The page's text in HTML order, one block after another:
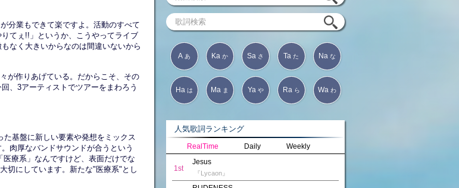
分業もできて楽ですよ。活動のすべて
てぇ!!」というか、こうやってライブ
なく大きいからなのは間違いないから
が作りあげている。だからこそ、その
、3アーティストでツアーをまわろう
基盤に新しい要素や発想をミックス
肉厚なバンドサウンドが合うという
療系」なんですけど、表面だけでな
切にしています。新たな"医療系"とし
A あ Ka か Sa さ Ta た Na な
Ha は Ma ま Ya や Ra ら Wa わ
人気歌詞ランキング
RealTime Daily Weekly
1st
Jesus
『Lycaon』